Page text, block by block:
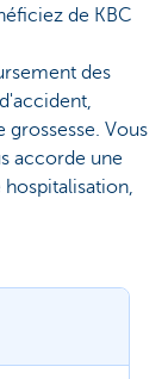
de KBC
des
Vous
accorde une